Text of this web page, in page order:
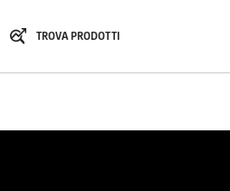
TROVA PRODOTTI